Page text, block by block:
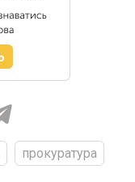
прокуратура